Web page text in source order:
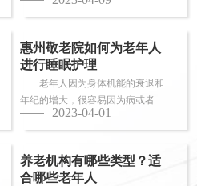
健康长寿。由于老年人适应能力和
抗病能力较...
惠州敬老院如何为老年人
进行睡眠护理
老年人因为身体机能的衰退和
年纪的增大，很容易因为病或者各
种各样的原因导致失眠、多梦，睡
眠质量差等...
2023-04-01
养老机构有哪些类型？适
合哪些老年人